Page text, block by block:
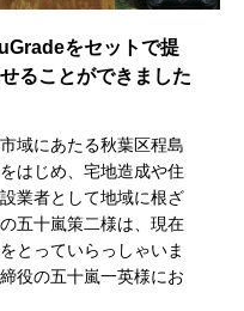
をセットで提
ることができました
域にあたる秋葉区程島
はじめ、宅地造成や住
業者として地域に根ざ
五十嵐策二様は、現在
とっていらっしゃいま
役の五十嵐一英様にお